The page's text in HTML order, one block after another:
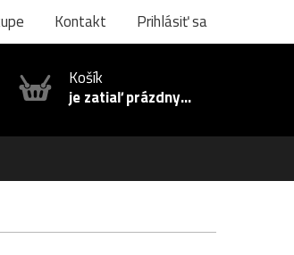
Kontakt Prihlásiť sa
Košík
je zatiaľ prázdny...